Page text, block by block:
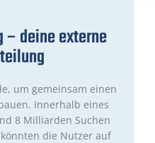
– deine externe
um gemeinsam einen
Innerhalb eines
8 Milliarden Suchen
die Nutzer auf